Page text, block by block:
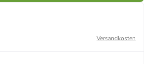
Versandkosten